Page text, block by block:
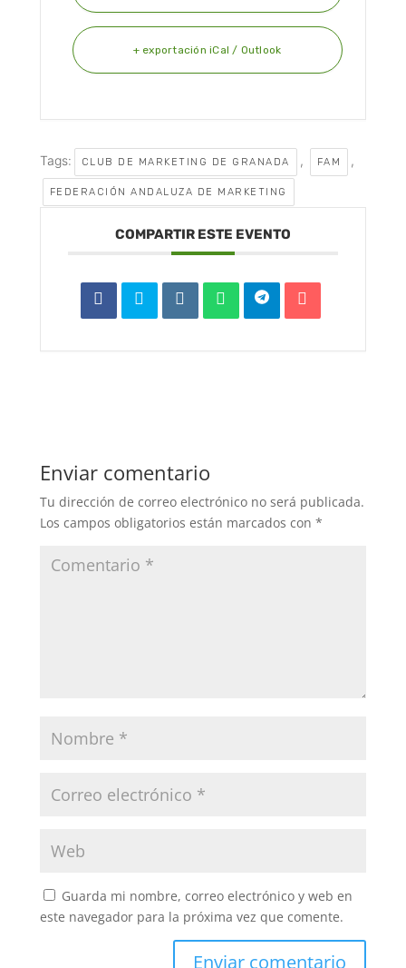
+ exportación iCal / Outlook
Tags: CLUB DE MARKETING DE GRANADA , FAM ,
FEDERACIÓN ANDALUZA DE MARKETING
COMPARTIR ESTE EVENTO
Enviar comentario
Tu dirección de correo electrónico no será publicada.
Los campos obligatorios están marcados con *
Guarda mi nombre, correo electrónico y web en
este navegador para la próxima vez que comente.